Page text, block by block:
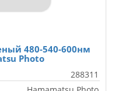
480-540-600нм
Photo
288311